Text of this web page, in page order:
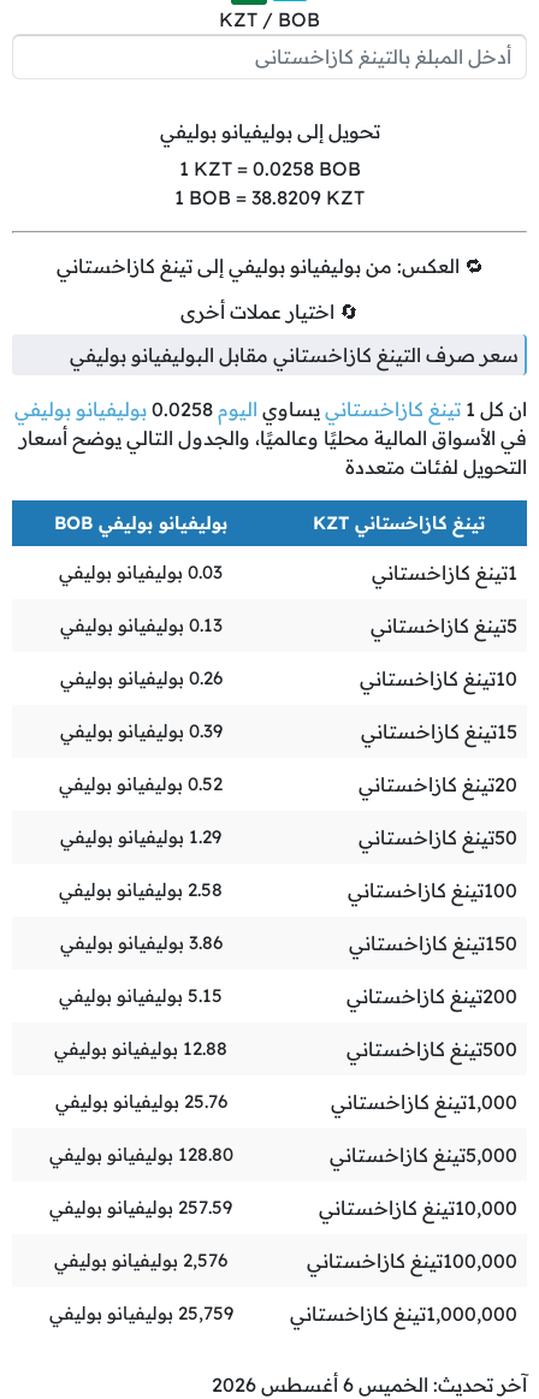
KZT / BOB
تحويل إلى بوليفيانو بوليفي
1 KZT = 0.0258BOB
1 BOB = 38.8209 KZT
🔁 العكس: من بوليفيانو بوليفي إلى تينغ كازاخستاني
🔄 اختيار عملات أخرى
سعر صرف التينغ كازاخستاني مقابل البوليفيانو بوليفي
ان كل 1 تينغ كازاخستاني يساوي اليوم 0.0258 بوليفيانو بوليفي
في الأسواق المالية محليًا وعالميًا، والجدول التالي يوضح أسعار
التحويل لفئات متعددة
تينغ كازاخستاني KZT بوليفيانو بوليفي BOB
1تينغ كازاخستاني 0.03 بوليفيانو بوليفي
5تينغ كازاخستاني 0.13 بوليفيانو بوليفي
10تينغ كازاخستاني 0.26 بوليفيانو بوليفي
15تينغ كازاخستاني 0.39 بوليفيانو بوليفي
20تينغ كازاخستاني 0.52 بوليفيانو بوليفي
50تينغ كازاخستاني 1.29 بوليفيانو بوليفي
100تينغ كازاخستاني 2.58 بوليفيانو بوليفي
150تينغ كازاخستاني 3.86 بوليفيانو بوليفي
200تينغ كازاخستاني 5.15 بوليفيانو بوليفي
500تينغ كازاخستاني 12.88 بوليفيانو بوليفي
1,000تينغ كازاخستاني 25.76 بوليفيانو بوليفي
5,000تينغ كازاخستاني 128.80 بوليفيانو بوليفي
10,000تينغ كازاخستاني 257.59 بوليفيانو بوليفي
100,000تينغ كازاخستاني 2,576 بوليفيانو بوليفي
1,000,000تينغ كازاخستاني 25,759 بوليفيانو بوليفي
آخر تحديث: الخميس 6 أغسطس 2026